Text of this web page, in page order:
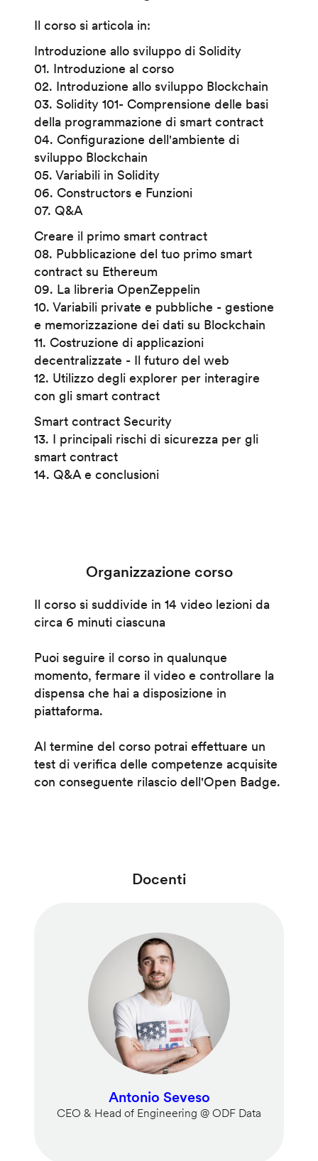
Il corso si articola in:
Introduzione allo sviluppo di Solidity
01. Introduzione al corso
02. Introduzione allo sviluppo Blockchain
03. Solidity 101- Comprensione delle basi
della programmazione di smart contract
04. Configurazione dell'ambiente di
sviluppo Blockchain
05. Variabili in Solidity
06. Constructors e Funzioni
07. Q&A
Creare il primo smart contract
08. Pubblicazione del tuo primo smart
contract su Ethereum
09. La libreria OpenZeppelin
10. Variabili private e pubbliche - gestione
e memorizzazione dei dati su Blockchain
11. Costruzione di applicazioni
decentralizzate - Il futuro del web
12. Utilizzo degli explorer per interagire
con gli smart contract
Smart contract Security
13. I principali rischi di sicurezza per gli
smart contract
14. Q&A e conclusioni
Organizzazione corso
Il corso si suddivide in 14 video lezioni da
circa 6 minuti ciascuna
Puoi seguire il corso in qualunque
momento, fermare il video e controllare la
dispensa che hai a disposizione in
piattaforma.
Al termine del corso potrai effettuare un
test di verifica delle competenze acquisite
con conseguente rilascio dell'Open Badge.
Docenti
Antonio Seveso
CEO & Head of Engineering @ ODF Data